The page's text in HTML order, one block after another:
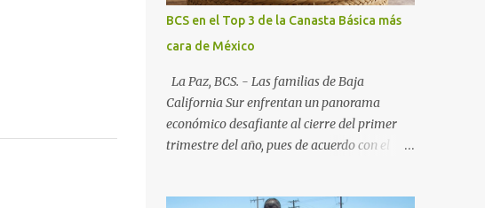
son optimistas, con un promedio estatal que
supera el 70% . Sin embargo, la sorpresa del
año la ha dado el norte del estado. Comondú
encabeza las expectativas con un
impresionante 89% de ocupación,
impulsado por el interés creciente en el
turismo de naturaleza. Le siguen destinos
Nuevo). La Paz: 66%. Loreto: 58%. Mulegé:
BCS en el Top 3 de la Canasta Básica más
cara de México
La Paz, BCS. - Las familias de Baja
California Sur enfrentan un panorama
económico desafiante al cierre del primer
trimestre del año, pues de acuerdo con el